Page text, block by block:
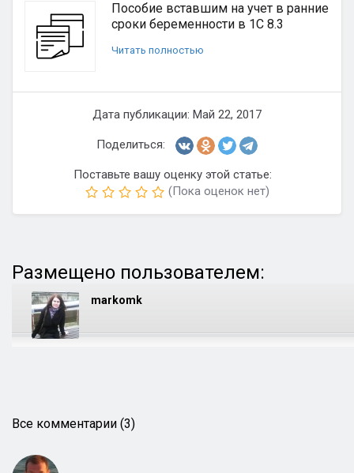
Пособие вставшим на учет в ранние
сроки беременности в 1С 8.3
Читать полностью
Дата публикации: Май 22, 2017
Поделиться:
Поставьте вашу оценку этой статье:
(Пока оценок нет)
Размещено пользователем:
markomk
Все комментарии (3)